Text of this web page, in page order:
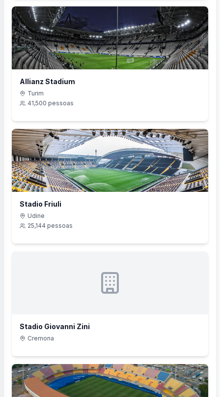
Allianz Stadium
Turim
41,500 pessoas
Stadio Friuli
Udine
25,144 pessoas
Stadio Giovanni Zini
Cremona